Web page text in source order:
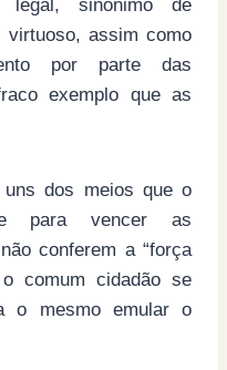
legal, sinónimo de
virtuoso, assim como
por parte das
exemplo que as
dos meios que o
para vencer as
conferem a “força
comum cidadão se
o mesmo emular o